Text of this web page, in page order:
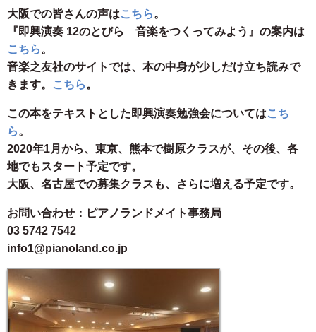
大阪での皆さんの声はこちら。
『即興演奏 12のとびら 音楽をつくってみよう』の案内は
こちら。
音楽之友社のサイトでは、本の中身が少しだけ立ち読みで
きます。
こちら。
この本をテキストとした即興演奏勉強会についてはこち
ら。
2020年1月から、東京、熊本で樹原クラスが、その後、各
地でもスタート予定です。
大阪、名古屋での募集クラスも、さらに増える予定です。
お問い合わせ：ピアノランドメイト事務局
03 5742 7542
info1@pianoland.co.jp